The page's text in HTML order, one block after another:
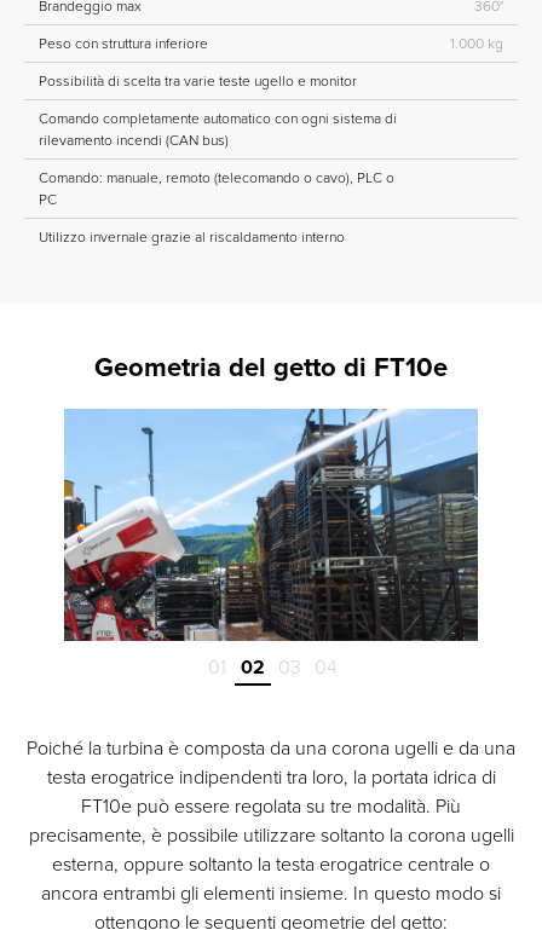
Brandeggio max 360°
Peso con struttura inferiore 1.000 kg
Possibilità di scelta tra varie teste ugello e monitor
Comando completamente automatico con ogni sistema di
rilevamento incendi (CAN bus)
Comando: manuale, remoto (telecomando o cavo), PLC o
PC
Utilizzo invernale grazie al riscaldamento interno
Geometria del getto di FT10e
01 02 03 04
Poiché la turbina è composta da una corona ugelli e da una
testa erogatrice indipendenti tra loro, la portata idrica di
FT10e può essere regolata su tre modalità. Più
precisamente, è possibile utilizzare soltanto la corona ugelli
esterna, oppure soltanto la testa erogatrice centrale o
ancora entrambi gli elementi insieme. In questo modo si
ottengono le seguenti geometrie del getto: